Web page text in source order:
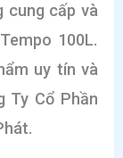
cung cấp và
100L.
uy tín và
Ty Cổ Phần